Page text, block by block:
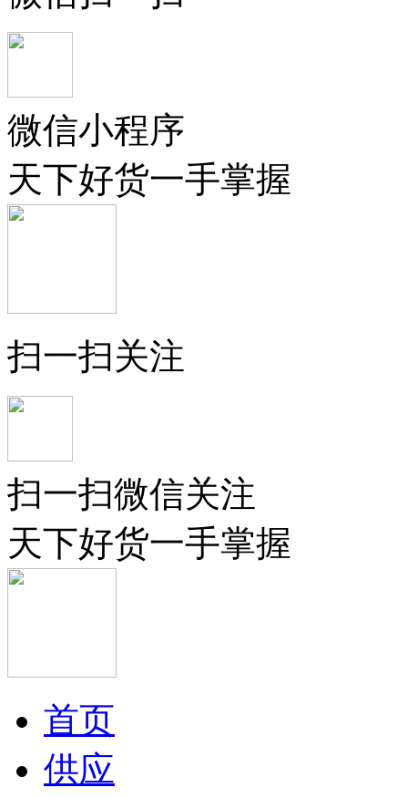
微信小程序
天下好货一手掌握
扫一扫关注
扫一扫微信关注
天下好货一手掌握
首页
供应